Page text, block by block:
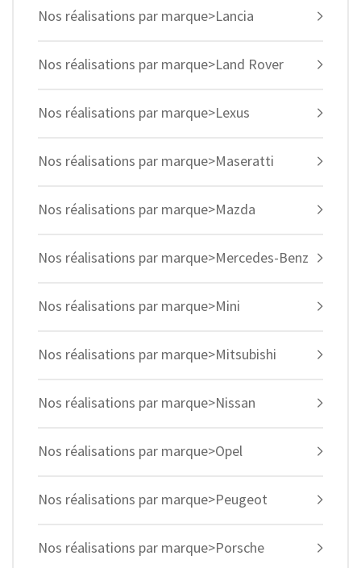
Nos réalisations par marque>Lancia
Nos réalisations par marque>Land Rover
Nos réalisations par marque>Lexus
Nos réalisations par marque>Maseratti
Nos réalisations par marque>Mazda
Nos réalisations par marque>Mercedes-Benz
Nos réalisations par marque>Mini
Nos réalisations par marque>Mitsubishi
Nos réalisations par marque>Nissan
Nos réalisations par marque>Opel
Nos réalisations par marque>Peugeot
Nos réalisations par marque>Porsche